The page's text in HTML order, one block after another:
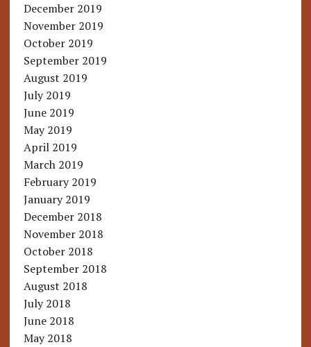
December 2019
November 2019
October 2019
September 2019
August 2019
July 2019
June 2019
May 2019
April 2019
March 2019
February 2019
January 2019
December 2018
November 2018
October 2018
September 2018
August 2018
July 2018
June 2018
May 2018